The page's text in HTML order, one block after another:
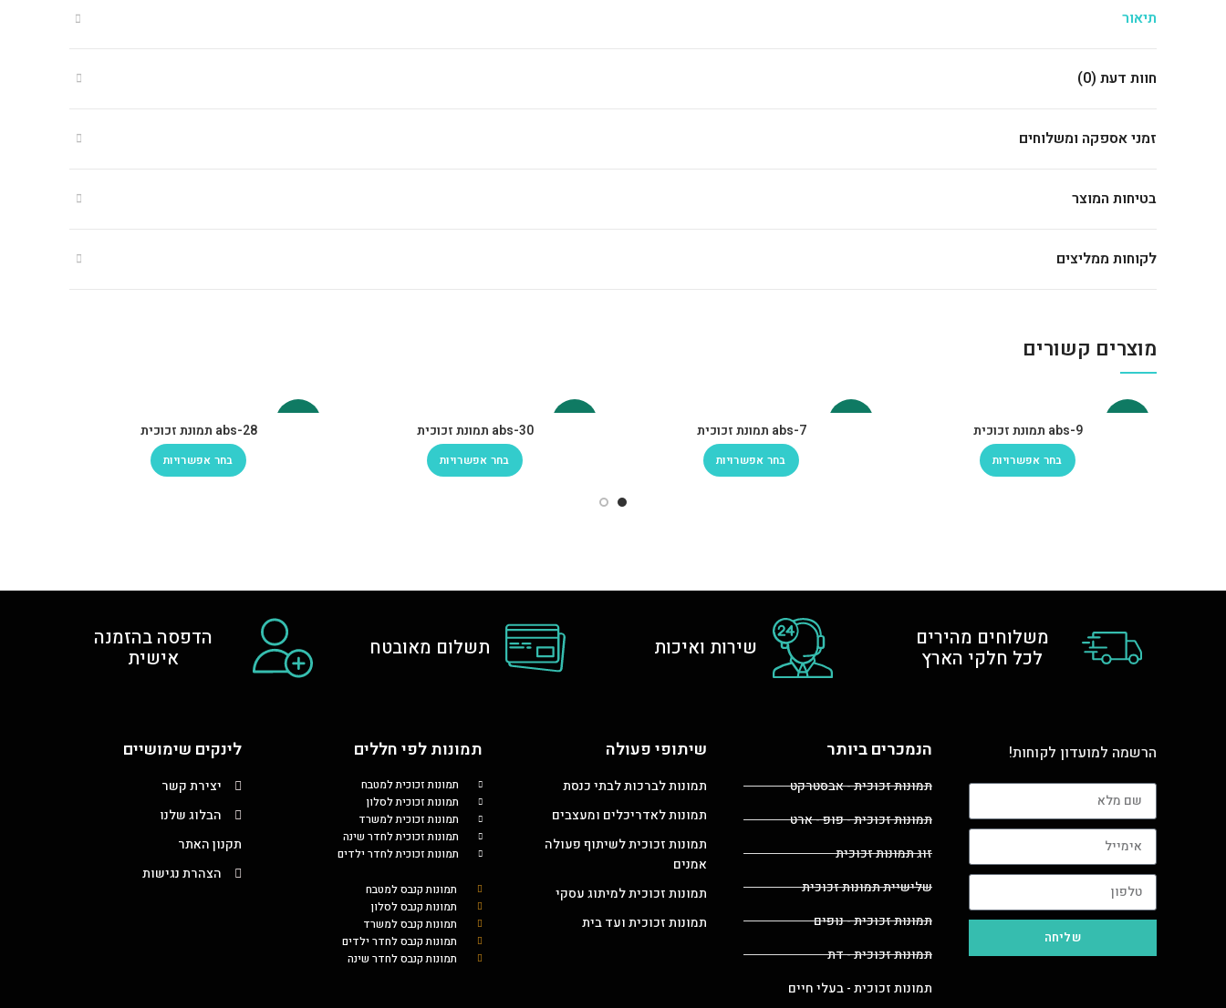
תיאור
חוות דעת (0)
זמני אספקה ומשלוחים
בטיחות המוצר
לקוחות ממליצים
מוצרים קשורים
abs-9 תמונת זכוכית
בחר אפשרויות
abs-7 תמונת זכוכית
בחר אפשרויות
abs-30 תמונת זכוכית
בחר אפשרויות
abs-28 תמונת זכוכית
בחר אפשרויות
משלוחים מהירים
לכל חלקי הארץ שירות ואיכות תשלום מאובטח הדפסה בהזמנה
אישית
הרשמה למועדון לקוחות!
שליחה
הנמכרים ביותר
תמונות זכוכית - אבסטרקט
תמונות זכוכית - פופ - ארט
זוג תמונות זכוכית
שלישיית תמונות זכוכית
תמונות זכוכית - נופים
תמונות זכוכית - דת
תמונות זכוכית - בעלי חיים
שיתופי פעולה
תמונות לברכות לבתי כנסת
תמונות לאדריכלים ומעצבים
תמונות זכוכית לשיתוף פעולה
אמנים
תמונות זכוכית למיתוג עסקי
תמונות זכוכית ועד בית
תמונות לפי חללים
תמונות זכוכית למטבח
תמונות זכוכית לסלון
תמונות זכוכית למשרד
תמונות זכוכית לחדר שינה
תמונות זכוכית לחדר ילדים
תמונות קנבס למטבח
תמונות קנבס לסלון
תמונות קנבס למשרד
תמונות קנבס לחדר ילדים
תמונות קנבס לחדר שינה
לינקים שימושיים
יצירת קשר
הבלוג שלנו
תקנון האתר
הצהרת נגישות